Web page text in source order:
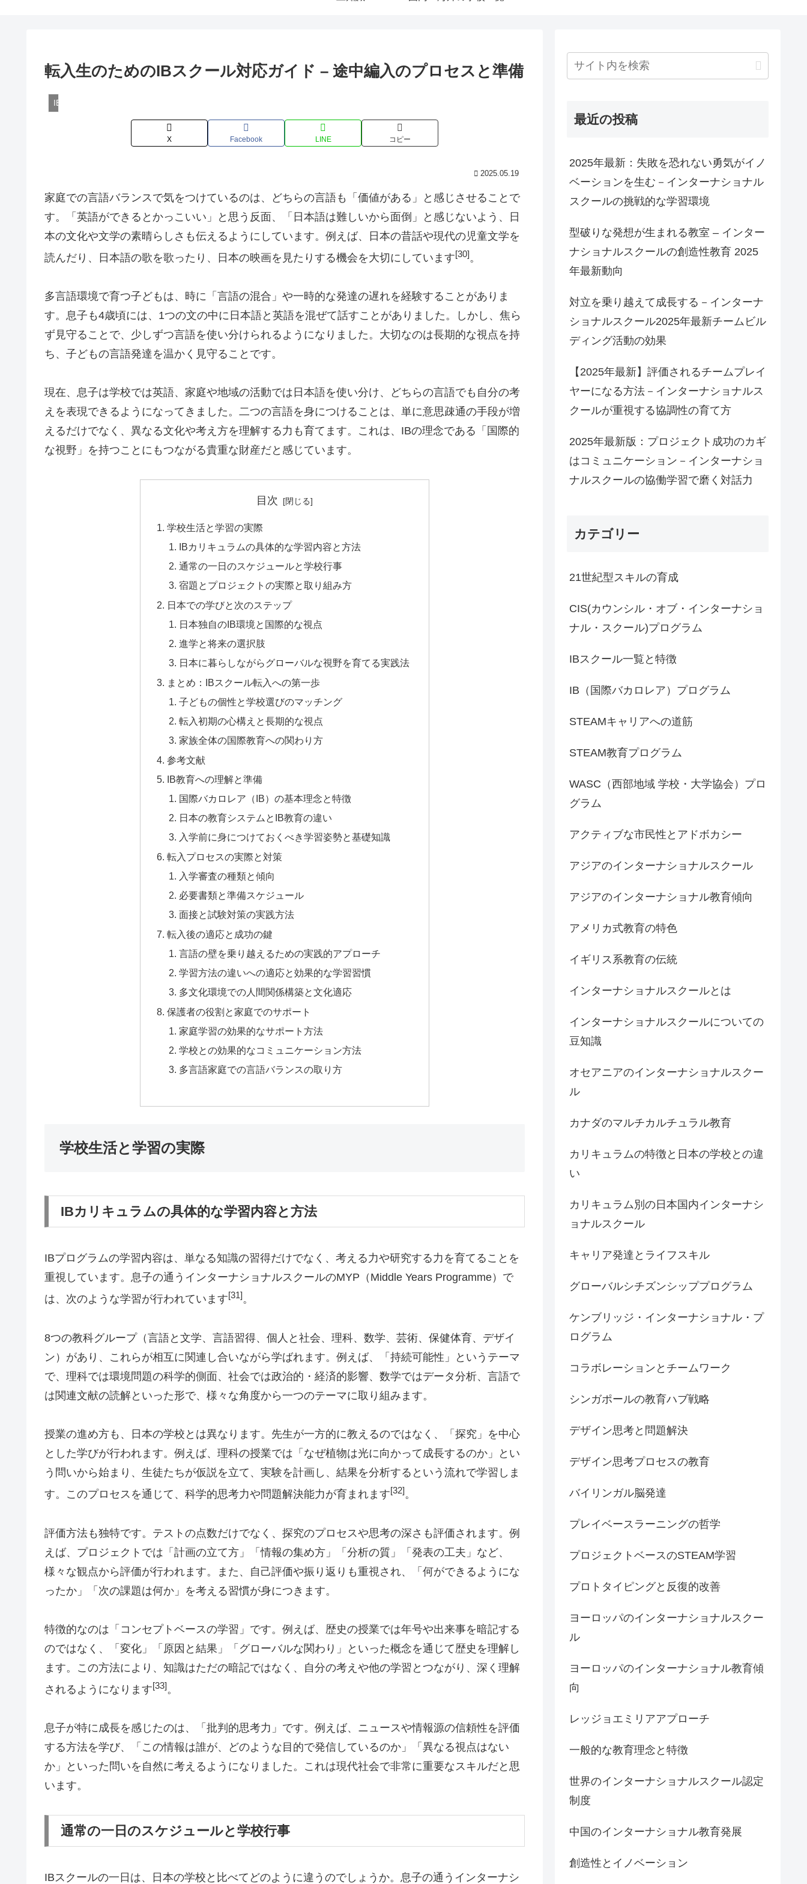
転入生のためのIBスクール対応ガイド – 途中編入のプロセスと準備
IBスクール一覧と特徴
X Facebook LINE コピー
2025.05.19
家庭での言語バランスで気をつけているのは、どちらの言語も「価値がある」と感じさせることで
す。「英語ができるとかっこいい」と思う反面、「日本語は難しいから面倒」と感じないよう、日
本の文化や文学の素晴らしさも伝えるようにしています。例えば、日本の昔話や現代の児童文学を
読んだり、日本語の歌を歌ったり、日本の映画を見たりする機会を大切にしています[30]。
多言語環境で育つ子どもは、時に「言語の混合」や一時的な発達の遅れを経験することがありま
す。息子も4歳頃には、1つの文の中に日本語と英語を混ぜて話すことがありました。しかし、焦ら
ず見守ることで、少しずつ言語を使い分けられるようになりました。大切なのは長期的な視点を持
ち、子どもの言語発達を温かく見守ることです。
現在、息子は学校では英語、家庭や地域の活動では日本語を使い分け、どちらの言語でも自分の考
えを表現できるようになってきました。二つの言語を身につけることは、単に意思疎通の手段が増
えるだけでなく、異なる文化や考え方を理解する力も育てます。これは、IBの理念である「国際的
な視野」を持つことにもつながる貴重な財産だと感じています。
目次
学校生活と学習の実際
IBカリキュラムの具体的な学習内容と方法
通常の一日のスケジュールと学校行事
宿題とプロジェクトの実際と取り組み方
日本での学びと次のステップ
日本独自のIB環境と国際的な視点
進学と将来の選択肢
日本に暮らしながらグローバルな視野を育てる実践法
まとめ：IBスクール転入への第一歩
子どもの個性と学校選びのマッチング
転入初期の心構えと長期的な視点
家族全体の国際教育への関わり方
参考文献
IB教育への理解と準備
国際バカロレア（IB）の基本理念と特徴
日本の教育システムとIB教育の違い
入学前に身につけておくべき学習姿勢と基礎知識
転入プロセスの実際と対策
入学審査の種類と傾向
必要書類と準備スケジュール
面接と試験対策の実践方法
転入後の適応と成功の鍵
言語の壁を乗り越えるための実践的アプローチ
学習方法の違いへの適応と効果的な学習習慣
多文化環境での人間関係構築と文化適応
保護者の役割と家庭でのサポート
家庭学習の効果的なサポート方法
学校との効果的なコミュニケーション方法
多言語家庭での言語バランスの取り方
学校生活と学習の実際
IBカリキュラムの具体的な学習内容と方法
IBプログラムの学習内容は、単なる知識の習得だけでなく、考える力や研究する力を育てることを
重視しています。息子の通うインターナショナルスクールのMYP（Middle Years Programme）で
は、次のような学習が行われています[31]。
8つの教科グループ（言語と文学、言語習得、個人と社会、理科、数学、芸術、保健体育、デザイ
ン）があり、これらが相互に関連し合いながら学ばれます。例えば、「持続可能性」というテーマ
で、理科では環境問題の科学的側面、社会では政治的・経済的影響、数学ではデータ分析、言語で
は関連文献の読解といった形で、様々な角度から一つのテーマに取り組みます。
授業の進め方も、日本の学校とは異なります。先生が一方的に教えるのではなく、「探究」を中心
とした学びが行われます。例えば、理科の授業では「なぜ植物は光に向かって成長するのか」とい
う問いから始まり、生徒たちが仮説を立て、実験を計画し、結果を分析するという流れで学習しま
す。このプロセスを通じて、科学的思考力や問題解決能力が育まれます[32]。
評価方法も独特です。テストの点数だけでなく、探究のプロセスや思考の深さも評価されます。例
えば、プロジェクトでは「計画の立て方」「情報の集め方」「分析の質」「発表の工夫」など、
様々な観点から評価が行われます。また、自己評価や振り返りも重視され、「何ができるようにな
ったか」「次の課題は何か」を考える習慣が身につきます。
特徴的なのは「コンセプトベースの学習」です。例えば、歴史の授業では年号や出来事を暗記する
のではなく、「変化」「原因と結果」「グローバルな関わり」といった概念を通じて歴史を理解し
ます。この方法により、知識はただの暗記ではなく、自分の考えや他の学習とつながり、深く理解
されるようになります[33]。
息子が特に成長を感じたのは、「批判的思考力」です。例えば、ニュースや情報源の信頼性を評価
する方法を学び、「この情報は誰が、どのような目的で発信しているのか」「異なる視点はない
か」といった問いを自然に考えるようになりました。これは現代社会で非常に重要なスキルだと思
います。
通常の一日のスケジュールと学校行事
IBスクールの一日は、日本の学校と比べてどのように違うのでしょうか。息子の通うインターナシ
最近の投稿
2025年最新：失敗を恐れない勇気がイノ
ベーションを生む－インターナショナル
スクールの挑戦的な学習環境
型破りな発想が生まれる教室 – インター
ナショナルスクールの創造性教育 2025
年最新動向
対立を乗り越えて成長する－インターナ
ショナルスクール2025年最新チームビル
ディング活動の効果
【2025年最新】評価されるチームプレイ
ヤーになる方法－インターナショナルス
クールが重視する協調性の育て方
2025年最新版：プロジェクト成功のカギ
はコミュニケーション－インターナショ
ナルスクールの協働学習で磨く対話力
カテゴリー
21世紀型スキルの育成
CIS(カウンシル・オブ・インターナショ
ナル・スクール)プログラム
IBスクール一覧と特徴
IB（国際バカロレア）プログラム
STEAMキャリアへの道筋
STEAM教育プログラム
WASC（西部地域 学校・大学協会）プロ
グラム
アクティブな市民性とアドボカシー
アジアのインターナショナルスクール
アジアのインターナショナル教育傾向
アメリカ式教育の特色
イギリス系教育の伝統
インターナショナルスクールとは
インターナショナルスクールについての
豆知識
オセアニアのインターナショナルスクー
ル
カナダのマルチカルチュラル教育
カリキュラムの特徴と日本の学校との違
い
カリキュラム別の日本国内インターナシ
ョナルスクール
キャリア発達とライフスキル
グローバルシチズンシッププログラム
ケンブリッジ・インターナショナル・プ
ログラム
コラボレーションとチームワーク
シンガポールの教育ハブ戦略
デザイン思考と問題解決
デザイン思考プロセスの教育
バイリンガル脳発達
プレイベースラーニングの哲学
プロジェクトベースのSTEAM学習
プロトタイピングと反復的改善
ヨーロッパのインターナショナルスクー
ル
ヨーロッパのインターナショナル教育傾
向
レッジョエミリアアプローチ
一般的な教育理念と特徴
世界のインターナショナルスクール認定
制度
中国のインターナショナル教育発展
創造性とイノベーション